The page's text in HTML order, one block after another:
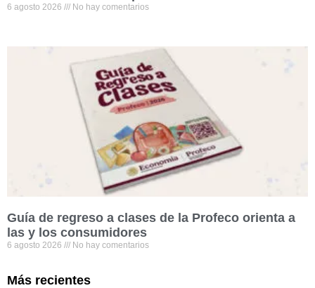
6 agosto 2026 No hay comentarios
Guía de regreso a clases de la Profeco orienta a
las y los consumidores
6 agosto 2026 No hay comentarios
Más recientes